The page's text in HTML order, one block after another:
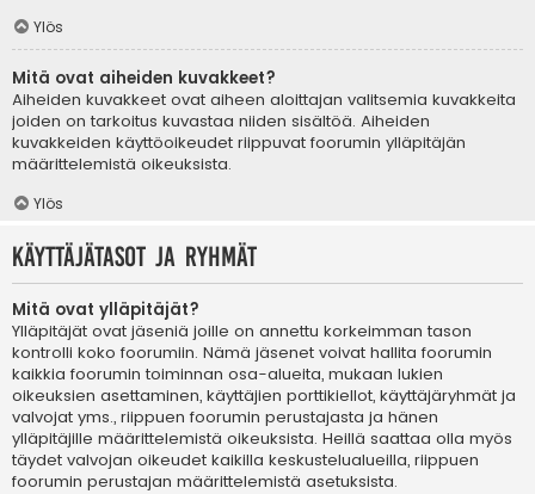
Ylös
Mitä ovat aiheiden kuvakkeet?
Aiheiden kuvakkeet ovat aiheen aloittajan valitsemia kuvakkeita
joiden on tarkoitus kuvastaa niiden sisältöä. Aiheiden
kuvakkeiden käyttöoikeudet riippuvat foorumin ylläpitäjän
määrittelemistä oikeuksista.
Ylös
Käyttäjätasot ja ryhmät
Mitä ovat ylläpitäjät?
Ylläpitäjät ovat jäseniä joille on annettu korkeimman tason
kontrolli koko foorumiin. Nämä jäsenet voivat hallita foorumin
kaikkia foorumin toiminnan osa-alueita, mukaan lukien
oikeuksien asettaminen, käyttäjien porttikiellot, käyttäjäryhmät ja
valvojat yms., riippuen foorumin perustajasta ja hänen
ylläpitäjille määrittelemistä oikeuksista. Heillä saattaa olla myös
täydet valvojan oikeudet kaikilla keskustelualueilla, riippuen
foorumin perustajan määrittelemistä asetuksista.